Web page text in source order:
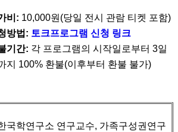
비: 10,000원(당일 전시 관람 티켓 포함)
방법: 토크프로그램 신청 링크
기간: 각 프로그램의 시작일로부터 3일
지 100% 환불(이후부터 환불 불가)
국학연구소 연구교수, 가족구성권연구